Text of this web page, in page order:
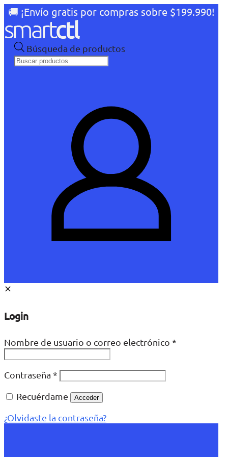
🚚 ¡Envío gratis por compras sobre $199.990!
Búsqueda de productos
✕
Login
Nombre de usuario o correo electrónico *
Contraseña *
Recuérdame
Acceder
¿Olvidaste la contraseña?